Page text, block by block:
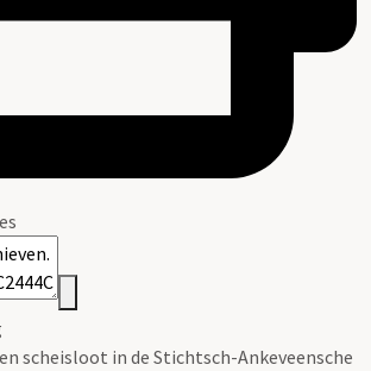
scheisloot in de Stichtsch-Ankeveensche